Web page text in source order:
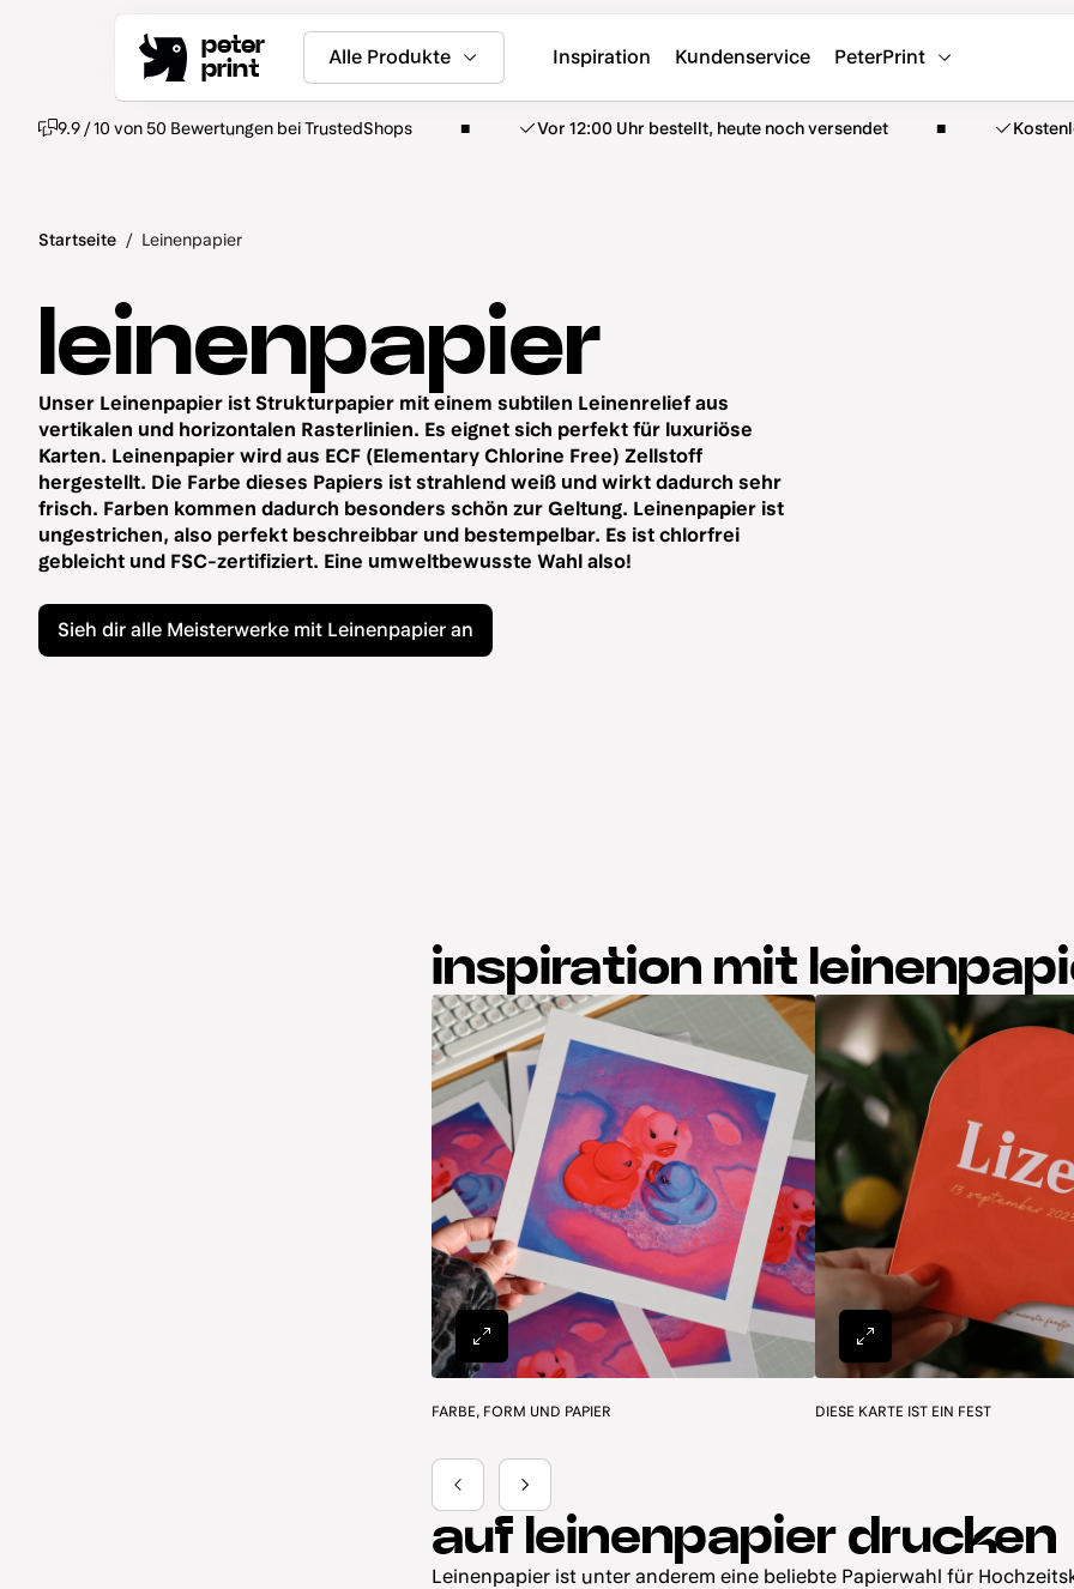
peter
print
Alle Produkte Inspiration Kundenservice PeterPrint
9.9 / 10 von 50 Bewertungen bei TrustedShops Vor 12:00 Uhr bestellt, heute noch versendet
Startseite / Leinenpapier
leinenpapier
Unser Leinenpapier ist Strukturpapier mit einem subtilen Leinenrelief aus
vertikalen und horizontalen Rasterlinien. Es eignet sich perfekt für luxuriöse
Karten. Leinenpapier wird aus ECF (Elementary Chlorine Free) Zellstoff
hergestellt. Die Farbe dieses Papiers ist strahlend weiß und wirkt dadurch sehr
frisch. Farben kommen dadurch besonders schön zur Geltung. Leinenpapier ist
ungestrichen, also perfekt beschreibbar und bestempelbar. Es ist chlorfrei
gebleicht und FSC-zertifiziert. Eine umweltbewusste Wahl also!
Sieh dir alle Meisterwerke mit Leinenpapier an
inspiration mit
auf leinenpapier drucken
Leinenpapier ist unter anderem eine beliebte Papierwahl für